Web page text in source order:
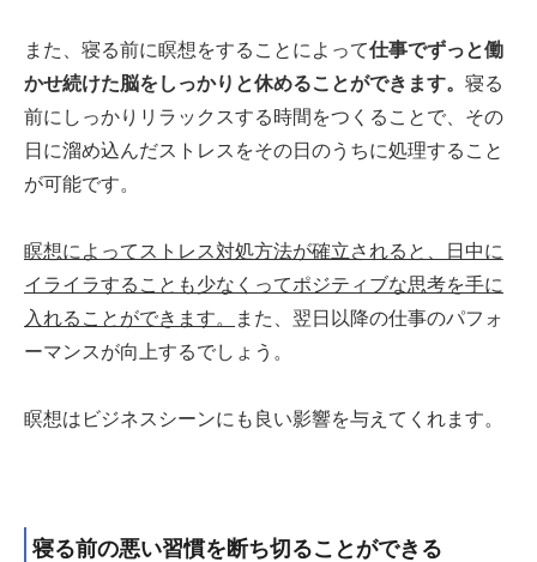
また、寝る前に瞑想をすることによって仕事でずっと働
かせ続けた脳をしっかりと休めることができます。 寝る
前にしっかりリラックスする時間をつくることで、その
日に溜め込んだストレスをその日のうちに処理すること
が可能です。
瞑想によってストレス対処方法が確立されると、日中に
イライラすることも少なくってポジティブな思考を手に
入れることができます。
また、翌日以降の仕事のパフォ
ーマンスが向上するでしょう。
瞑想はビジネスシーンにも良い影響を与えてくれます。
寝る前の悪い習慣を断ち切ることができる